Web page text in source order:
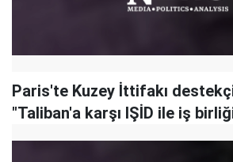
Paris'te Kuzey İttifakı
"Taliban'a karşı IŞİD ile iş